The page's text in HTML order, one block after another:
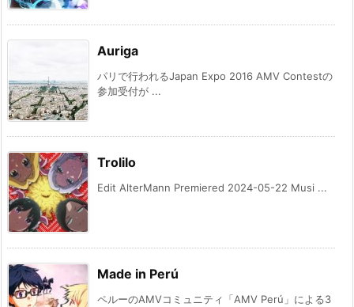
Auriga
パリで行われるJapan Expo 2016 AMV Contestの
参加受付が ...
Trolilo
Edit AlterMann Premiered 2024-05-22 Musi ...
Made in Perú
ペルーのAMVコミュニティ「AMV Perú」による3